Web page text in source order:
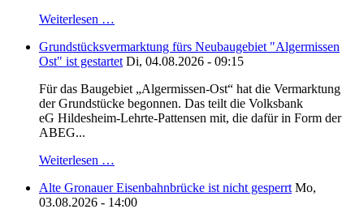
Weiterlesen …
Grundstücksvermarktung fürs Neubaugebiet "Algermissen
Ost" ist gestartet Di, 04.08.2026 - 09:15
Für das Baugebiet „Algermissen-Ost“ hat die Vermarktung
der Grundstücke begonnen. Das teilt die Volksbank
eG Hildesheim-Lehrte-Pattensen mit, die dafür in Form der
ABEG...
Weiterlesen …
Alte Gronauer Eisenbahnbrücke ist nicht gesperrt Mo,
03.08.2026 - 14:00